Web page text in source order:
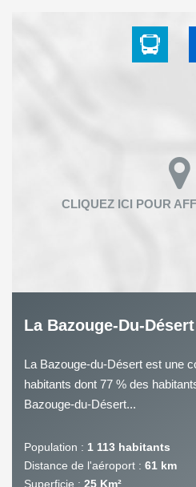
La Bazouge-Du-Désert
La Bazouge-du-Désert est une
habitants dont 77 % des
Bazouge-du-Désert...
Population : 1 113 habitants
Distance de l'aéroport : 61 km
Superficie : 25 Km²